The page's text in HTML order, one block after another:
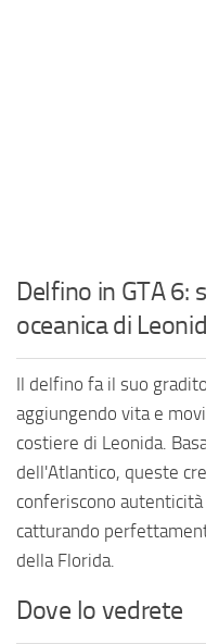
Delfino in GTA 6:
oceanica di
Il delfino fa il suo
aggiungendo vita e
costiere di Leonida.
dell'Atlantico, queste
conferiscono
catturando
della Florida.
Dove lo vedrete